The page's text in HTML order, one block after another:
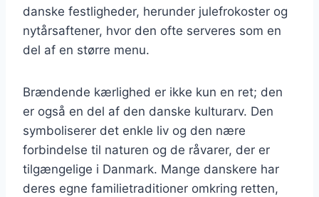
danske festligheder, herunder julefrokoster og
nytårsaftener, hvor den ofte serveres som en
del af en større menu.
Brændende kærlighed er ikke kun en ret; den
er også en del af den danske kulturarv. Den
symboliserer det enkle liv og den nære
forbindelse til naturen og de råvarer, der er
tilgængelige i Danmark. Mange danskere har
deres egne familietraditioner omkring retten,